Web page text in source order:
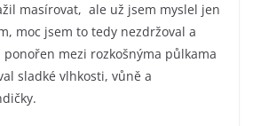
masírovat, ale už jsem myslel jen
moc jsem to tedy nezdržoval a
mezi rozkošnýma půlkama
sladké vlhkosti, vůně a